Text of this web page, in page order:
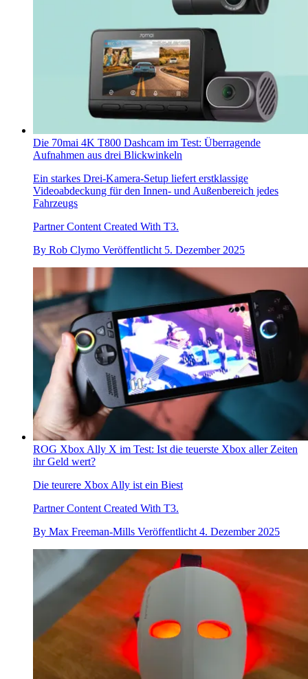
Die 70mai 4K T800 Dashcam im Test: Überragende
Aufnahmen aus drei Blickwinkeln
Ein starkes Drei-Kamera-Setup liefert erstklassige
Videoabdeckung für den Innen- und Außenbereich jedes
Fahrzeugs
Partner Content Created With T3.
By Rob Clymo Veröffentlicht 5. Dezember 2025
ROG Xbox Ally X im Test: Ist die teuerste Xbox aller Zeiten
ihr Geld wert?
Die teurere Xbox Ally ist ein Biest
Partner Content Created With T3.
By Max Freeman-Mills Veröffentlicht 4. Dezember 2025